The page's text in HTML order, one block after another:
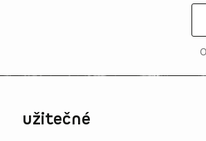
užitečné